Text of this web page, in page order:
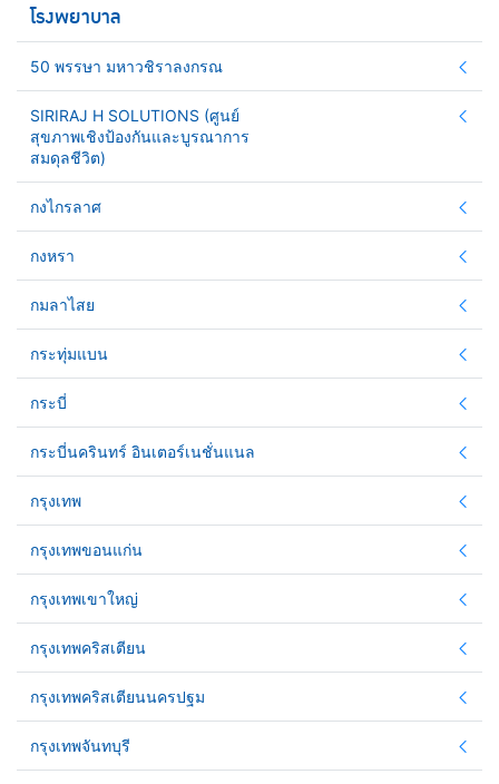
โรงพยาบาล
50 พรรษา มหาวชิราลงกรณ
SIRIRAJ H SOLUTIONS (ศูนย์
สุขภาพเชิงป้องกันและบูรณาการ
สมดุลชีวิต)
กงไกรลาศ
กงหรา
กมลาไสย
กระทุ่มแบน
กระบี่
กระบี่นครินทร์ อินเตอร์เนชั่นแนล
กรุงเทพ
กรุงเทพขอนแก่น
กรุงเทพเขาใหญ่
กรุงเทพคริสเตียน
กรุงเทพคริสเตียนนครปฐม
กรุงเทพจันทบุรี